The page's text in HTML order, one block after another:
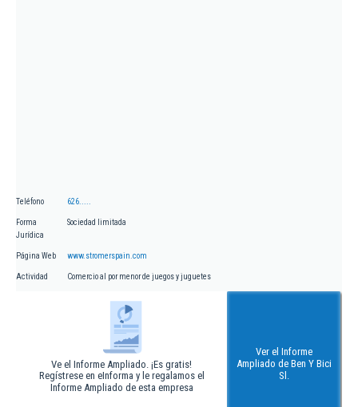
Teléfono 626.....
Forma
Jurídica
Sociedad limitada
Página Web www.stromerspain.com
Actividad Comercio al por menor de juegos y juguetes
Ve el Informe Ampliado. ¡Es gratis!
Regístrese en eInforma y le regalamos el
Informe Ampliado de esta empresa
Ver el Informe
Ampliado de Ben Y Bici
Sl.